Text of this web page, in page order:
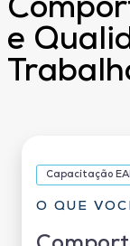
e
Capacitação
O QUE